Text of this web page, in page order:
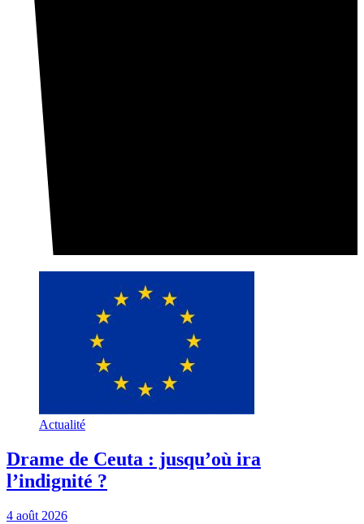
Actualité
Drame de Ceuta : jusqu’où ira
l’indignité ?
4 août 2026